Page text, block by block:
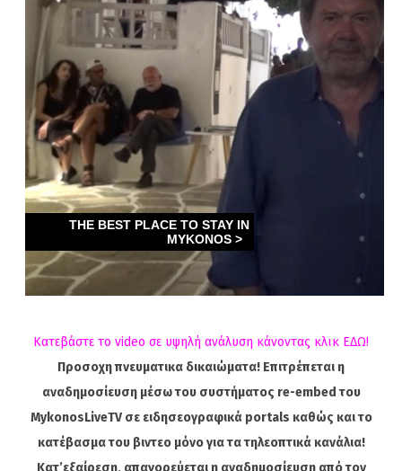
Κατεβάστε το video σε υψηλή ανάλυση κάνοντας κλικ ΕΔΩ!
Προσοχη πνευματικα δικαιώματα! Επιτρέπεται η
αναδημοσίευση μέσω του συστήματος re-embed του
MykonosLiveTV σε ειδησεογραφικά portals καθώς και το
κατέβασμα του βιντεο μόνο για τα τηλεοπτικά κανάλια!
Κατ’εξαίρεση, απαγορεύεται η αναδημοσίευση από τον